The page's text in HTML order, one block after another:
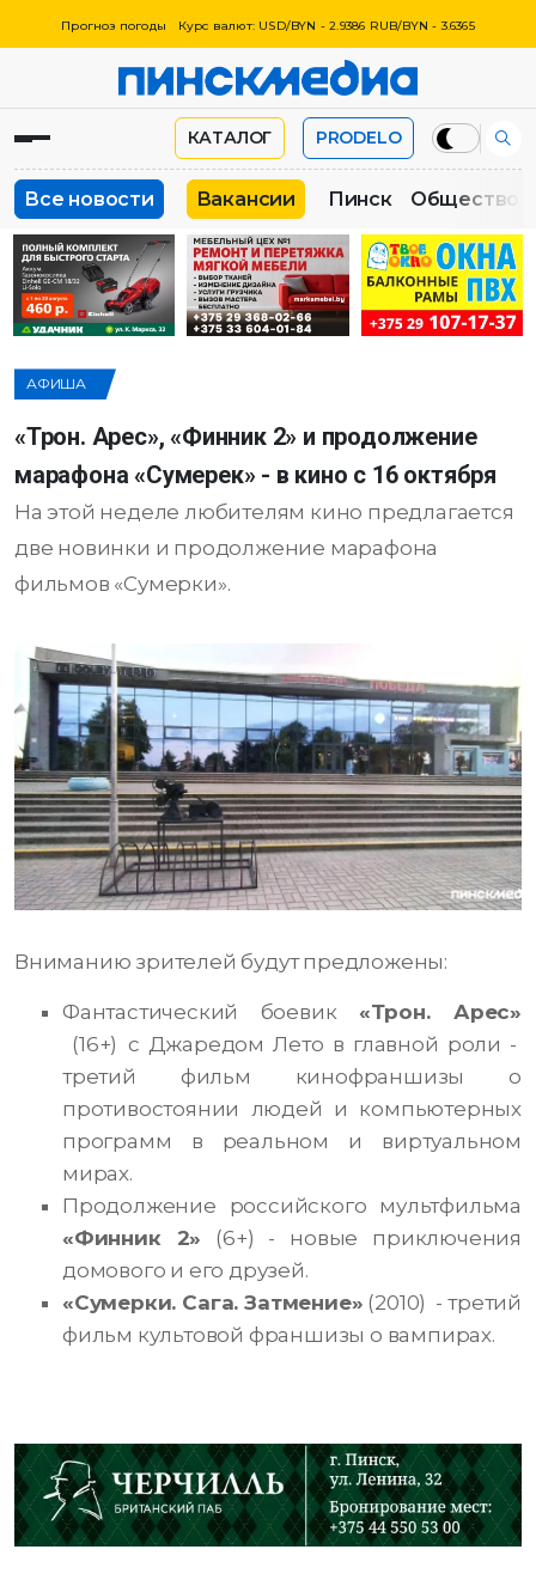
Прогноз погоды Курс валют: USD/BYN - 2.9386 RUB/BYN - 3.6365
КАТАЛОГ PRODELO
Все новости Вакансии Пинск Общество
АФИША
«Трон. Арес», «Финник 2» и продолжение
марафона «Сумерек» - в кино с 16 октября
На этой неделе любителям кино предлагается
две новинки и продолжение марафона
фильмов «Сумерки».
Вниманию зрителей будут предложены:
Фантастический боевик «Трон. Арес»
(16+) с Джаредом Лето в главной роли -
третий фильм кинофраншизы о
противостоянии людей и компьютерных
программ в реальном и виртуальном
мирах.
Продолжение российского мультфильма
«Финник 2» (6+) - новые приключения
домового и его друзей.
«Сумерки. Сага. Затмение» (2010) - третий
фильм культовой франшизы о вампирах.